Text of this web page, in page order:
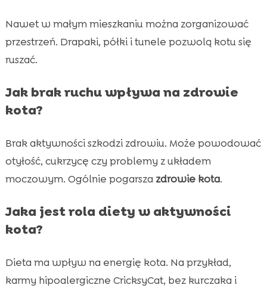
Nawet w małym mieszkaniu można zorganizować
przestrzeń. Drapaki, półki i tunele pozwolą kotu się
ruszać.
Jak brak ruchu wpływa na zdrowie
kota?
Brak aktywności szkodzi zdrowiu. Może powodować
otyłość, cukrzycę czy problemy z układem
moczowym. Ogólnie pogarsza zdrowie kota.
Jaka jest rola diety w aktywności
kota?
Dieta ma wpływ na energię kota. Na przykład,
karmy hipoalergiczne CricksyCat, bez kurczaka i